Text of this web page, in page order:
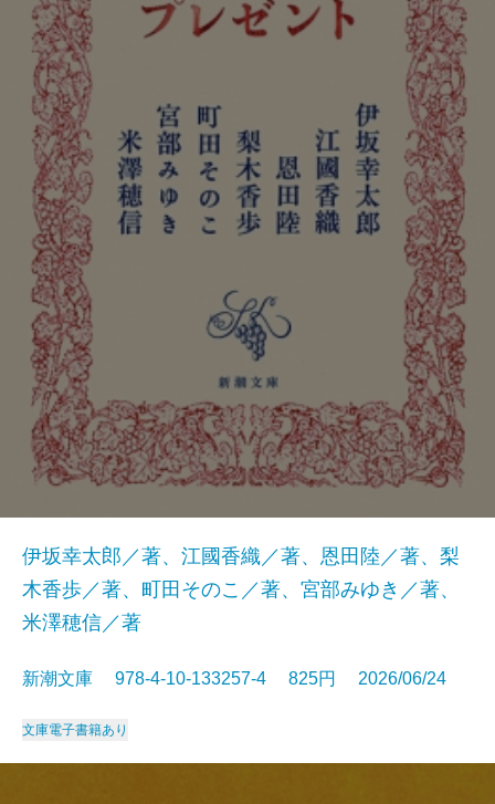
伊坂幸太郎／著、江國香織／著、恩田陸／著、梨
木香歩／著、町田そのこ／著、宮部みゆき／著、
米澤穂信／著
新潮文庫 978-4-10-133257-4 825円 2026/06/24
文庫電子書籍あり